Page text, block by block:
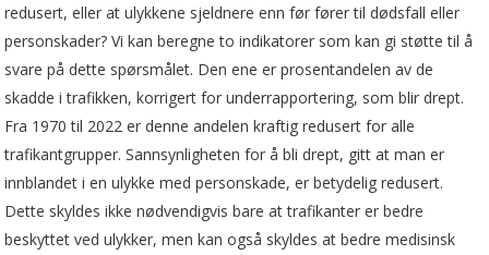
redusert, eller at ulykkene sjeldnere enn før fører til dødsfall eller
personskader? Vi kan beregne to indikatorer som kan gi støtte til å
svare på dette spørsmålet. Den ene er prosentandelen av de
skadde i trafikken, korrigert for underrapportering, som blir drept.
Fra 1970 til 2022 er denne andelen kraftig redusert for alle
trafikantgrupper. Sannsynligheten for å bli drept, gitt at man er
innblandet i en ulykke med personskade, er betydelig redusert.
Dette skyldes ikke nødvendigvis bare at trafikanter er bedre
beskyttet ved ulykker, men kan også skyldes at bedre medisinsk